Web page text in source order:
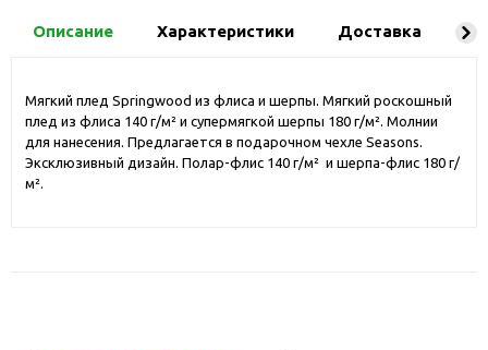
Описание Характеристики Доставка
Мягкий плед Springwood из флиса и шерпы. Мягкий роскошный
плед из флиса 140 г/м² и супермягкой шерпы 180 г/м². Молнии
для нанесения. Предлагается в подарочном чехле Seasons.
Эксклюзивный дизайн. Полар-флис 140 г/м² и шерпа-флис 180 г/
м².